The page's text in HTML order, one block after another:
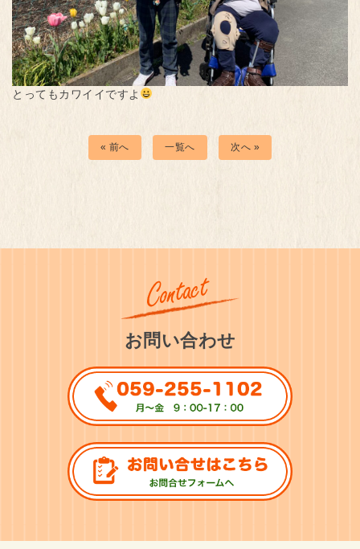
とってもカワイイですよ
« 前へ 一覧へ 次へ »
お問い合わせ